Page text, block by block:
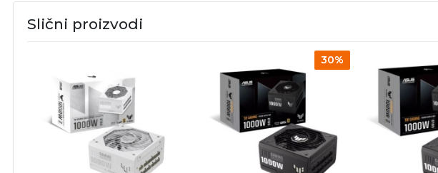
Slični proizvodi
30%